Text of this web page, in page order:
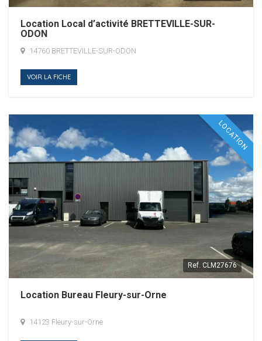
Location Local d’activité BRETTEVILLE-SUR-
ODON
14760 BRETTEVILLE-SUR-ODON
VOIR LA FICHE
LOCATION
Ref. CLM27676
Location Bureau Fleury-sur-Orne
14123 Fleury-sur-Orne